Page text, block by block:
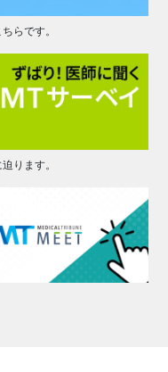
らです。
ります。